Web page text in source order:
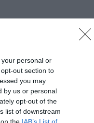
personal or
out section to
you may
by us or personal
opt-out of the
list of downstream
the IAB’s List of